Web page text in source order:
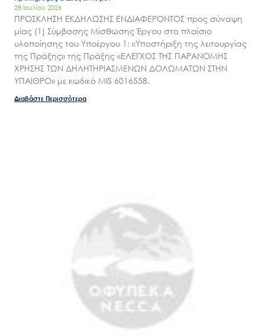
28 Ιουλίου 2026
ΠΡΟΣΚΛΗΣΗ ΕΚΔΗΛΩΣΗΣ ΕΝΔΙΑΦΕΡΟΝΤΟΣ προς σύναψη
μίας (1) Σύμβασης Μίσθωσης Έργου στο πλαίσιο
υλοποίησης του Υποέργου 1: «Υποστήριξη της λειτουργίας
της Πράξης» της Πράξης «ΕΛΕΓΧΟΣ ΤΗΣ ΠΑΡΑΝΟΜΗΣ
ΧΡΗΣΗΣ ΤΩΝ ΔΗΛΗΤΗΡΙΑΣΜΕΝΩΝ ΔΟΛΩΜΑΤΩΝ ΣΤΗΝ
ΥΠΑΙΘΡΟ» με κωδικό MIS 6016558.
Διαβάστε Περισσότερα